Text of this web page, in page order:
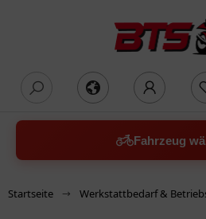
Fahrzeug
Startseite Werkstattbedarf &